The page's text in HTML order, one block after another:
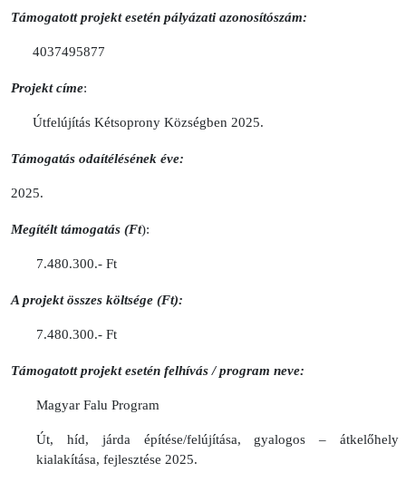
Támogatott projekt esetén pályázati azonosítószám:
4037495877
Projekt címe:
Útfelújítás Kétsoprony Községben 2025.
Támogatás odaítélésének éve:
2025.
Megítélt támogatás (Ft):
7.480.300.- Ft
A projekt összes költsége (Ft):
7.480.300.- Ft
Támogatott projekt esetén felhívás / program neve:
Magyar Falu Program
Út, híd, járda építése/felújítása, gyalogos – átkelőhely
kialakítása, fejlesztése 2025.